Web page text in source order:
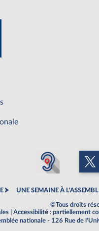
UNE SEMAINE À
©Tous droits
Accessibilité : partiellement
nationale - 126 Rue de